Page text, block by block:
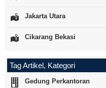
Jakarta Utara
Cikarang Bekasi
Tag Artikel, Kategori
Gedung Perkantoran